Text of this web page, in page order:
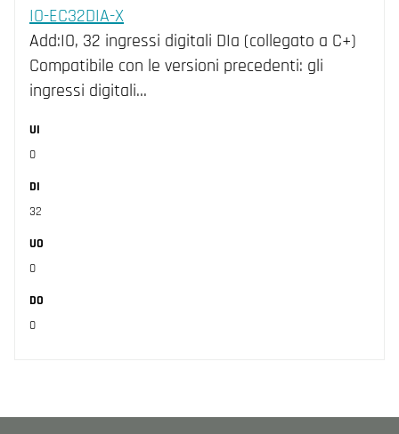
IO-EC32DIA-X
Add:IO, 32 ingressi digitali DIa (collegato a C+)
Compatibile con le versioni precedenti: gli
ingressi digitali…
UI
0
DI
32
UO
0
DO
0